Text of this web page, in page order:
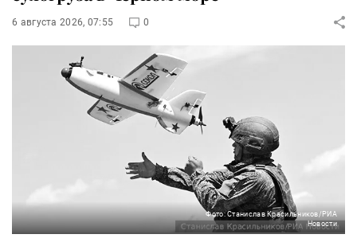
6 августа 2026, 07:55 0
Фото: Станислав Красильников/РИА
Новости